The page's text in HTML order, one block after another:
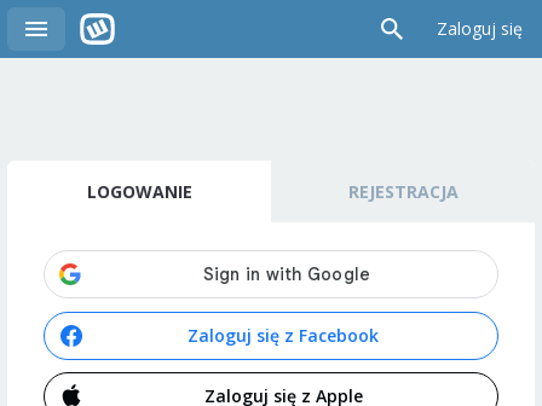
Zaloguj się
LOGOWANIE REJESTRACJA
Zaloguj się z Facebook
Zaloguj się z Apple